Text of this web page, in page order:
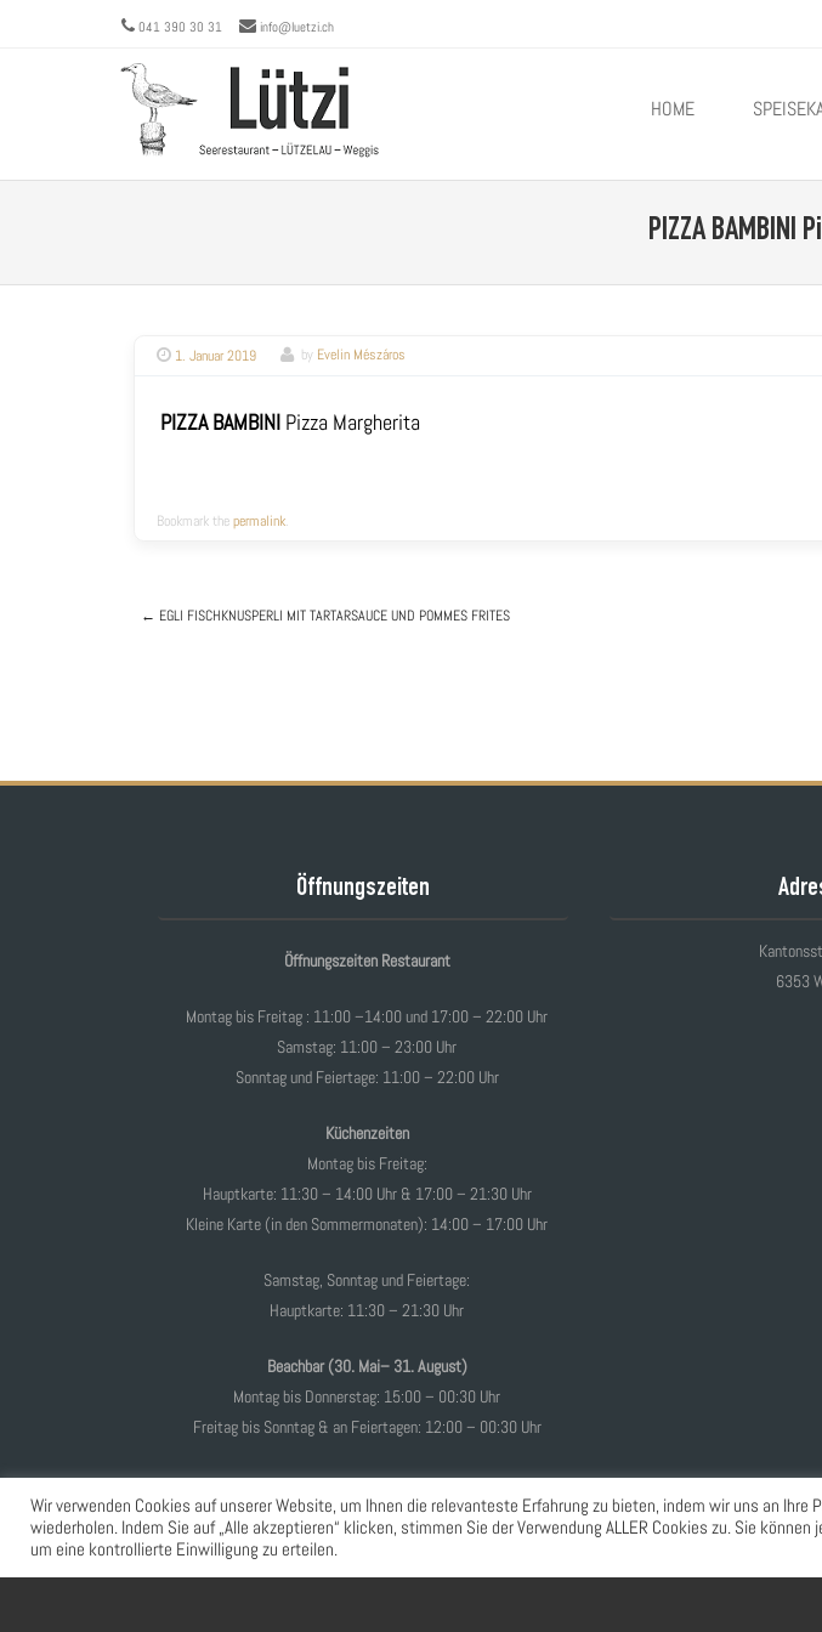
041 390 30 31 info@luetzi.ch
HOME
PIZZA BAMBINI
1. Januar 2019 by Evelin Mészáros
PIZZA BAMBINI Pizza Margherita
Bookmark thepermalink.
← EGLI FISCHKNUSPERLI MIT TARTARSAUCE UND POMMES FRITES
Öffnungszeiten
Öffnungszeiten Restaurant
Montag bis Freitag : 11:00 –14:00 und 17:00 – 22:00 Uhr
Samstag: 11:00 – 23:00 Uhr
Sonntag und Feiertage: 11:00 – 22:00 Uhr
Küchenzeiten
Montag bis Freitag:
Hauptkarte: 11:30 – 14:00 Uhr & 17:00 – 21:30 Uhr
Kleine Karte (in den Sommermonaten): 14:00 – 17:00 Uhr
Samstag, Sonntag und Feiertage:
Hauptkarte: 11:30 – 21:30 Uhr
Beachbar (30. Mai– 31. August)
Montag bis Donnerstag: 15:00 – 00:30 Uhr
Freitag bis Sonntag & an Feiertagen: 12:00 – 00:30 Uhr
6353
© 2022. Luetzi.
Wir verwenden Cookies auf unserer Website, um Ihnen die relevanteste Erfahrung zu bieten, indem wir uns an Ihre
wiederholen. Indem Sie auf „Alle akzeptieren“ klicken, stimmen Sie der Verwendung ALLER Cookies zu. Sie
um eine kontrollierte Einwilligung zu erteilen.